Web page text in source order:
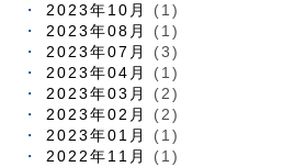
2023年10月
(1)
2023年08月
(1)
2023年07月
(3)
2023年04月
(1)
2023年03月
(2)
2023年02月
(2)
2023年01月
(1)
2022年11月
(1)